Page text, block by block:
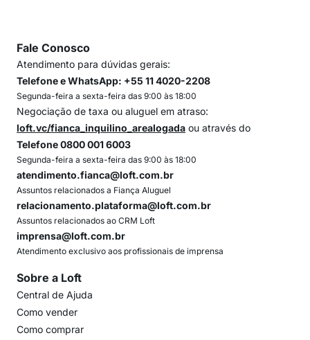
Fale Conosco
Atendimento para dúvidas gerais:
Telefone e WhatsApp: +55 11 4020-2208
Segunda-feira a sexta-feira das 9:00 às 18:00
Negociação de taxa ou aluguel em atraso:
loft.vc/fianca_inquilino_arealogada ou através do
Telefone 0800 001 6003
Segunda-feira a sexta-feira das 9:00 às 18:00
atendimento.fianca@loft.com.br
Assuntos relacionados a Fiança Aluguel
relacionamento.plataforma@loft.com.br
Assuntos relacionados ao CRM Loft
imprensa@loft.com.br
Atendimento exclusivo aos profissionais de imprensa
Sobre a Loft
Central de Ajuda
Como vender
Como comprar